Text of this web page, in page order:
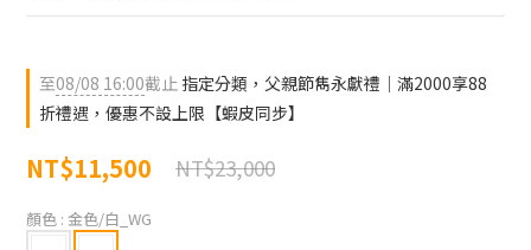
至08/08 16:00截止 指定分類，父親節雋永獻禮｜滿2000享88
折禮遇，優惠不設上限【蝦皮同步】
NT$11,500 NT$23,000
顏色 : 金色/白_WG